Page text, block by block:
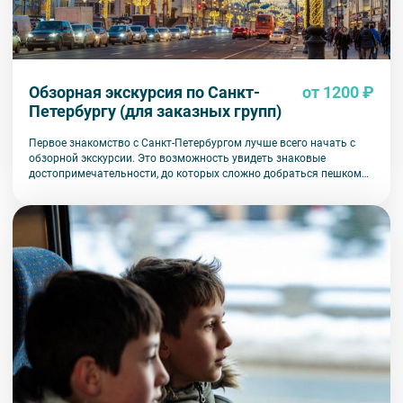
Обзорная экскурсия по Санкт-
Петербургу (для заказных групп)
от 1200 ₽
Первое знакомство с Санкт-Петербургом лучше всего начать с
обзорной экскурсии. Это возможность увидеть знаковые
достопримечательности, до которых сложно добраться пешком